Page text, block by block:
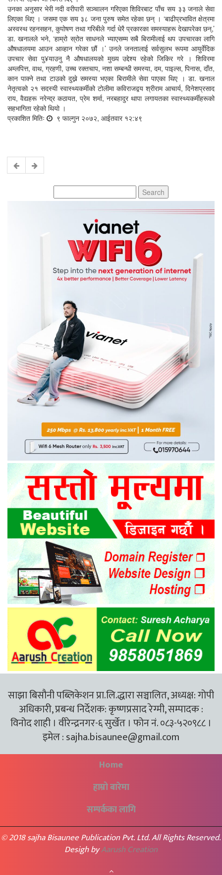
उनका अनुसार भेरी नदी वरीपारी सञ्चालन गरिएका शिविरबाट पाँच सय ३३ जनाले सेवा
लिएका थिए । जसमा एक सय ३८ जना पुरुष समेत रहेका छन् । ‘बाढीप्रभावित क्षेत्रमा
अस्वस्थ रहनसहन, कुपोषण तथा गरिबीले गर्दा धेरै प्रकारका समस्याहरू देखापरेका छन्,’
डा. खनालले भने, ‘हाम्रो स्रोत साधनले भ्याएसम्म सबै बिरामीलाई थप उपचारका लागि
औषधालयमा आउन आव्हान गरेका छौं ।’ उनले जनतालाई सर्वसुलभ रूपमा आयुर्वेदिक
उपचार सेवा पु¥याउनु नै औषधालयको मुख्य उद्देश्य रहेको जिकिर गरे । शिविरमा
अम्लपित्त, वाथ, ग्रहणी, उच्च रक्तचाप, नशा सम्बन्धी समस्या, दम, पाइल्स, पिनास, दाँत,
कान पाक्ने तथा टाउको दुख्ने समस्या भएका बिरामीले सेवा पाएका थिए । डा. खनाल
नेतृत्वको २१ सदस्यी स्वास्थ्यकर्मीको टोलीमा कविराजद्वय श्रीराम आचार्य, दिनेशप्रसाद
राय, वैद्यहरू नरेन्द्र कठायत, प्रेम शर्मा, नरबहादुर थापा लगायतका स्वास्थ्यकर्मीहरूको
सहभागिता रहेको थियो ।
प्रकाशित मितिः
९ फाल्गुन २०७२, आईतवार १२:४९
for:
साझा बिसौनी पब्लिकेशन प्रा.लि.द्धारा सञ्चालित, अध्यक्ष: गोपी
अधिकारी, प्रबन्ध निर्देशक: कृष्णप्रसाद रेग्मी, सम्पादक :
विनोद शाही । वीरेन्द्रनगर-६ सुर्खेत । फोन नं. ०८३-५२०९८८ ।
इमेल :sajha.bisaunee@gmail.com
Home
हाम्रो बारेमा
सम्पर्कका लागि
© 2018 sajha Bisaunee Publication Pvt. Ltd. All Rights Reserved.
Desigh byAarush Creation